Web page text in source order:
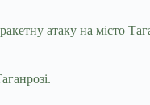
атаку на місто